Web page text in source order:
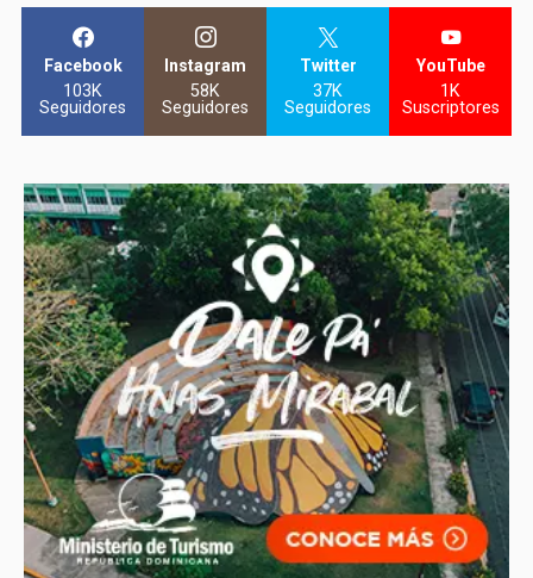
Facebook
103K
Seguidores
Instagram
58K
Seguidores
Twitter
37K
Seguidores
YouTube
1K
Suscriptores